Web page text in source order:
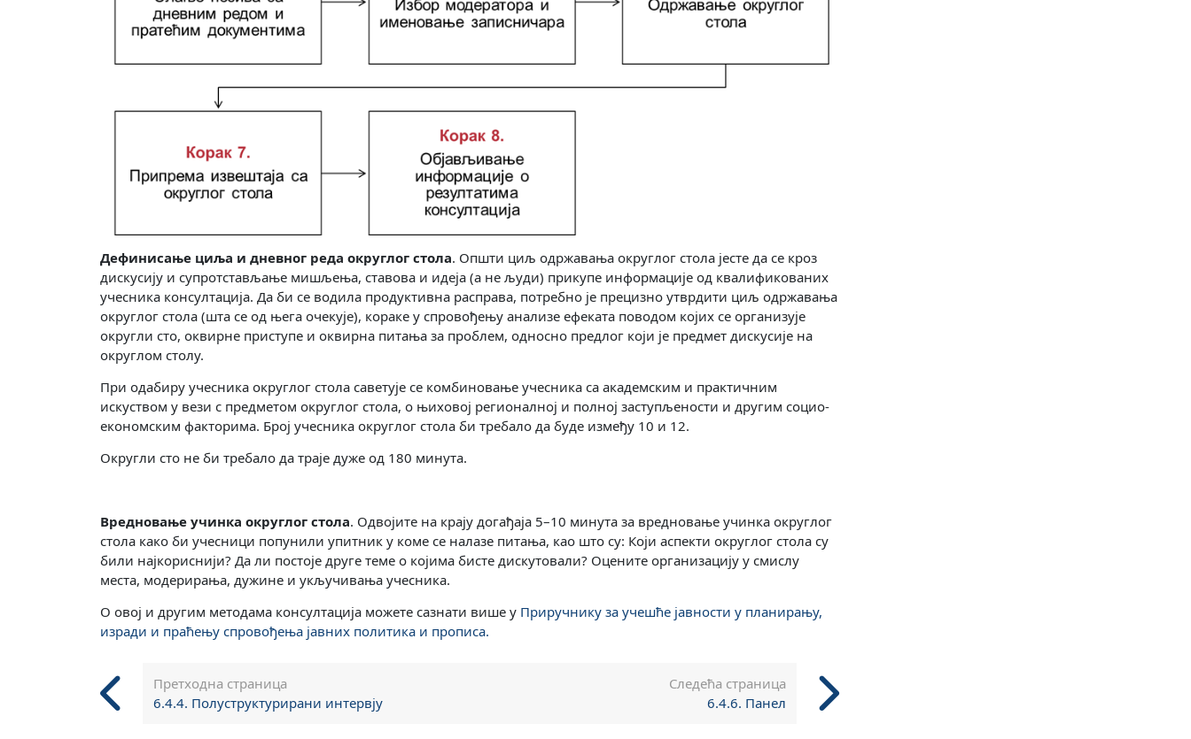
Дефинисање циља и дневног реда округлог стола. Општи циљ одржавања округлог стола јесте да се кроз
дискусију и супротстављање мишљења, ставова и идеја (а не људи) прикупе информације од квалификованих
учесника консултација. Да би се водила продуктивна расправа, потребно је прецизно утврдити циљ одржавања
округлог стола (шта се од њега очекује), кораке у спровођењу анализе ефеката поводом којих се организује
округли сто, оквирне приступе и оквирна питања за проблем, односно предлог који је предмет дискусије на
округлом столу.
При одабиру учесника округлог стола саветује се комбиновање учесника са академским и практичним
искуством у вези с предметом округлог стола, о њиховој регионалној и полној заступљености и другим социо-
економским факторима. Број учесника округлог стола би требало да буде између 10 и 12.
Округли сто не би требало да траје дуже од 180 минута.
Вредновање учинка округлог стола. Одвојите на крају догађаја 5–10 минута за вредновање учинка округлог
стола како би учесници попунили упитник у коме се налазе питања, као што су: Који аспекти округлог стола су
били најкориснији? Да ли постоје друге теме о којима бисте дискутовали? Оцените организацију у смислу
места, модерирања, дужине и укључивања учесника.
О овој и другим методама консултација можете сазнати више у Приручнику за учешће јавности у планирању,
изради и праћењу спровођења јавних политика и прописа.
Претходна страница
6.4.4. Полуструктурирани интервју
Следећа страница
6.4.6. Панел